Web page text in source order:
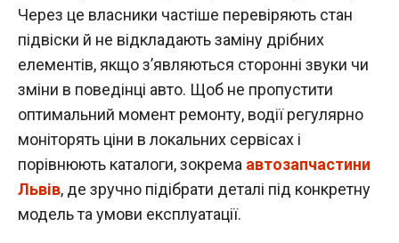
Через це власники частіше перевіряють стан
підвіски й не відкладають заміну дрібних
елементів, якщо з’являються сторонні звуки чи
зміни в поведінці авто. Щоб не пропустити
оптимальний момент ремонту, водії регулярно
моніторять ціни в локальних сервісах і
порівнюють каталоги, зокрема автозапчастини
Львів, де зручно підібрати деталі під конкретну
модель та умови експлуатації.